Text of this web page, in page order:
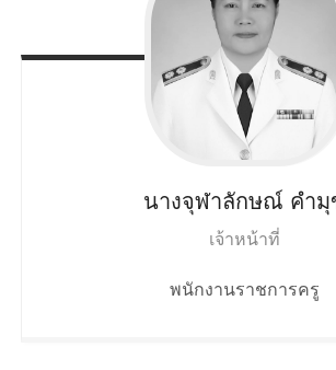
นางจุฬาลักษณ์ คำมุ
เจ้าหน้าที่
พนักงานราชการครู